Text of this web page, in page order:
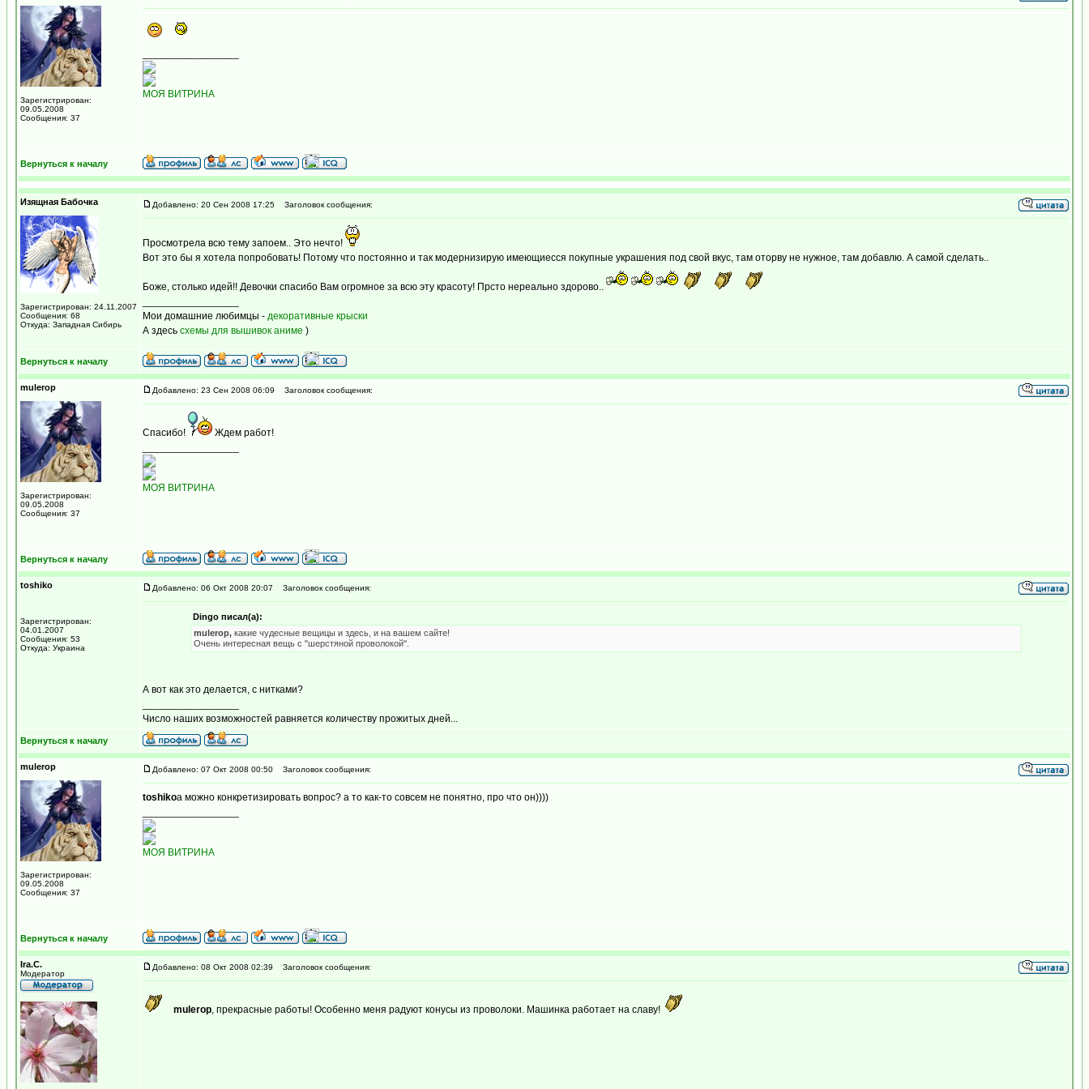
Зарегистрирован:
09.05.2008
Сообщения: 37
МОЯ ВИТРИНА
Вернуться к началу
Изящная Бабочка
Зарегистрирован: 24.11.2007
Сообщения: 68
Откуда: Западная Сибирь
Добавлено: 20 Сен 2008 17:25 Заголовок сообщения:
Просмотрела всю тему запоем.. Это нечто!
Вот это бы я хотела попробовать! Потому что постоянно и так модернизирую имеющиесся покупные украшения под свой вкус, там оторву не нужное, там добавлю. А самой сделать..
Боже, столько идей!! Девочки спасибо Вам огромное за всю эту красоту! Прсто нереально здорово..
Мои домашние любимцы - декоративные крыски
А здесь схемы для вышивок аниме )
Вернуться к началу
mulerop
Зарегистрирован:
09.05.2008
Сообщения: 37
Добавлено: 23 Сен 2008 06:09 Заголовок сообщения:
Спасибо!
Ждем работ!
МОЯ ВИТРИНА
Вернуться к началу
toshiko
Зарегистрирован:
04.01.2007
Сообщения: 53
Откуда: Украина
Добавлено: 06 Окт 2008 20:07 Заголовок сообщения:
Dingo писал(а):
mulerop,какие чудесные вещицы и здесь, и на вашем сайте!
Очень интересная вещь с "шерстяной проволокой".
А вот как это делается, с нитками?
Число наших возможностей равняется количеству прожитых дней...
Вернуться к началу
mulerop
Зарегистрирован:
09.05.2008
Сообщения: 37
Добавлено: 07 Окт 2008 00:50 Заголовок сообщения:
toshikoа можно конкретизировать вопрос? а то как-то совсем не понятно, про что он))))
МОЯ ВИТРИНА
Вернуться к началу
Ira.C.
Модератор
Добавлено: 08 Окт 2008 02:39 Заголовок сообщения:
mulerop, прекрасные работы! Особенно меня радуют конусы из проволоки. Машинка работает на славу!